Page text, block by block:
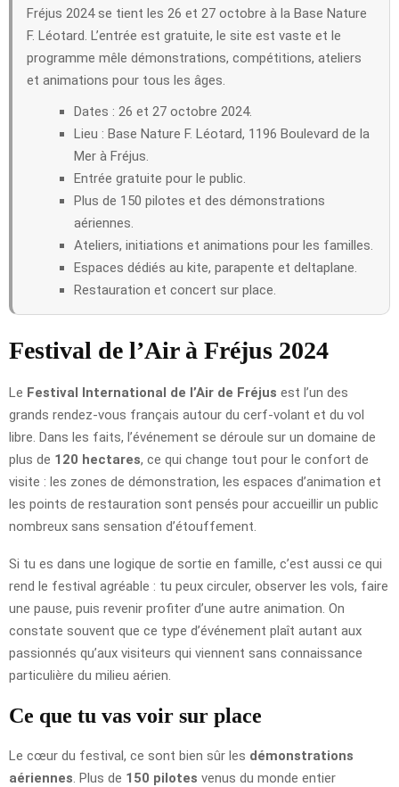
Fréjus 2024 se tient les 26 et 27 octobre à la Base Nature
F. Léotard. L’entrée est gratuite, le site est vaste et le
programme mêle démonstrations, compétitions, ateliers
et animations pour tous les âges.
Dates : 26 et 27 octobre 2024.
Lieu : Base Nature F. Léotard, 1196 Boulevard de la
Mer à Fréjus.
Entrée gratuite pour le public.
Plus de 150 pilotes et des démonstrations
aériennes.
Ateliers, initiations et animations pour les familles.
Espaces dédiés au kite, parapente et deltaplane.
Restauration et concert sur place.
Festival de l’Air à Fréjus 2024
Le Festival International de l’Air de Fréjus est l’un des
grands rendez-vous français autour du cerf-volant et du vol
libre. Dans les faits, l’événement se déroule sur un domaine de
plus de 120 hectares, ce qui change tout pour le confort de
visite : les zones de démonstration, les espaces d’animation et
les points de restauration sont pensés pour accueillir un public
nombreux sans sensation d’étouffement.
Si tu es dans une logique de sortie en famille, c’est aussi ce qui
rend le festival agréable : tu peux circuler, observer les vols, faire
une pause, puis revenir profiter d’une autre animation. On
constate souvent que ce type d’événement plaît autant aux
passionnés qu’aux visiteurs qui viennent sans connaissance
particulière du milieu aérien.
Ce que tu vas voir sur place
Le cœur du festival, ce sont bien sûr les démonstrations
aériennes . Plus de 150 pilotes venus du monde entier